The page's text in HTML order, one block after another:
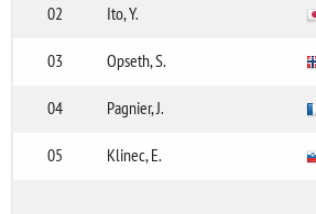
02 Ito, Y.
03 Opseth, S.
04 Pagnier, J.
05 Klinec, E.